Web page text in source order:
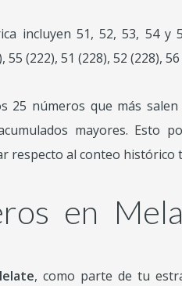
incluyen 51, 52, 53, 54 y
(222), 51 (228), 52 (228), 56
25 números que más
mayores. Esto
respecto al conteo histórico
en
, como parte de tu